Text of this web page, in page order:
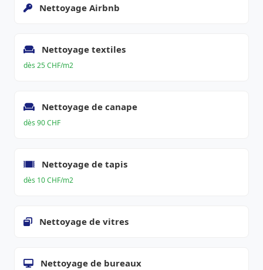
Nettoyage Airbnb
Nettoyage textiles
dès 25 CHF/m2
Nettoyage de canape
dès 90 CHF
Nettoyage de tapis
dès 10 CHF/m2
Nettoyage de vitres
Nettoyage de bureaux